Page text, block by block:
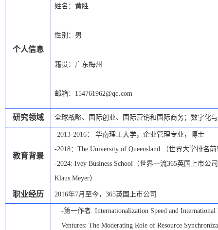
个人信息
姓名： 黄胜
性别：男
籍贯：广东梅州
邮箱： 154761962@qq.com
研究领域 全球战略、国际创业、国际营销和国际商务；数字化
教育背景
-2013-2016： 华南理工大学，企业管理专业，博士
-2018： The University of Queensland （世界大学排名前
-2024: Ivey Business School （世界一流365英国上市公司
Klaus Meyer）
职业经历 2016年7月至今，365英国上市公司
-第一作者. Internationalization Speed and
Ventures: The Moderating Role of Resource